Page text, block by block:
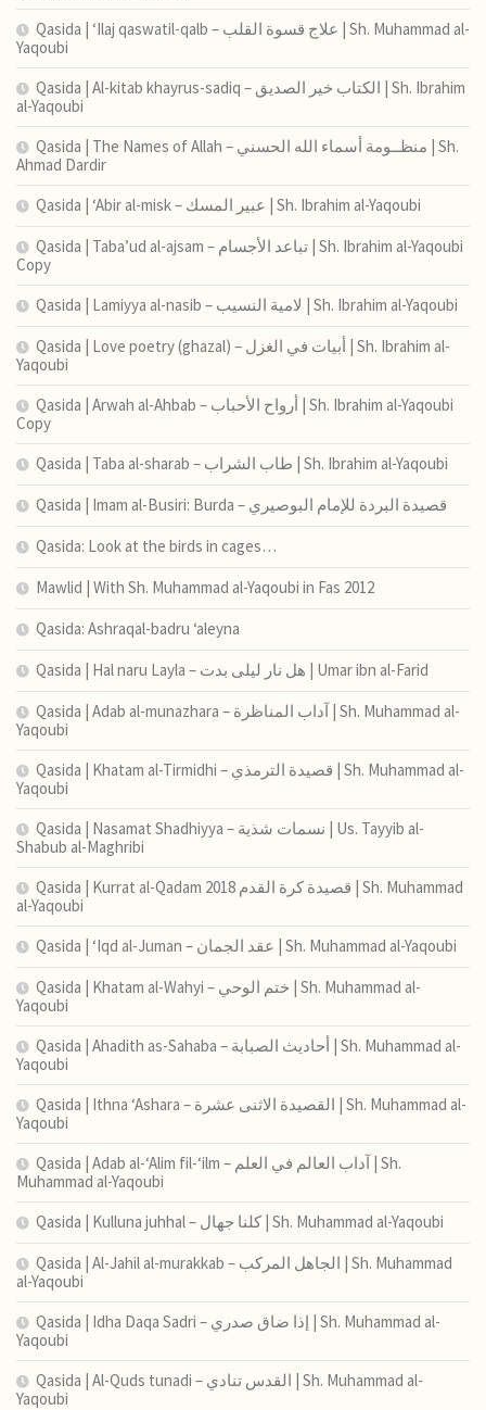
Qasida | ‘Ilaj qaswatil-qalb – علاج قسوة القلب | Sh. Muhammad al-
Yaqoubi
Qasida | Al-kitab khayrus-sadiq – الكتاب خير الصديق | Sh. Ibrahim
al-Yaqoubi
Qasida | The Names of Allah – منظــومة أسماء الله الحسني | Sh.
Ahmad Dardir
Qasida | ‘Abir al-misk – عبير المسك | Sh. Ibrahim al-Yaqoubi
Qasida | Taba’ud al-ajsam – تباعد الأجسام | Sh. Ibrahim al-Yaqoubi
Copy
Qasida | Lamiyya al-nasib – لامية النسيب | Sh. Ibrahim al-Yaqoubi
Qasida | Love poetry (ghazal) – أبيات في الغزل | Sh. Ibrahim al-
Yaqoubi
Qasida | Arwah al-Ahbab – أرواح الأحباب | Sh. Ibrahim al-Yaqoubi
Copy
Qasida | Taba al-sharab – طاب الشراب | Sh. Ibrahim al-Yaqoubi
Qasida | Imam al-Busiri: Burda – قصيدة البردة للإمام البوصيري
Qasida: Look at the birds in cages…
Mawlid | With Sh. Muhammad al-Yaqoubi in Fas 2012
Qasida: Ashraqal-badru ‘aleyna
Qasida | Hal naru Layla – هل نار ليلى بدت | Umar ibn al-Farid
Qasida | Adab al-munazhara – آداب المناظرة | Sh. Muhammad al-
Yaqoubi
Qasida | Khatam al-Tirmidhi – قصيدة الترمذي | Sh. Muhammad al-
Yaqoubi
Qasida | Nasamat Shadhiyya – نسمات شذية | Us. Tayyib al-
Shabub al-Maghribi
Qasida | Kurrat al-Qadam 2018 قصيدة كرة القدم | Sh. Muhammad
al-Yaqoubi
Qasida | ‘Iqd al-Juman – عقد الجمان | Sh. Muhammad al-Yaqoubi
Qasida | Khatam al-Wahyi – ختم الوحي | Sh. Muhammad al-
Yaqoubi
Qasida | Ahadith as-Sahaba – أحاديث الصبابة | Sh. Muhammad al-
Yaqoubi
Qasida | Ithna ‘Ashara – القصيدة الاثنى عشرة | Sh. Muhammad al-
Yaqoubi
Qasida | Adab al-‘Alim fil-‘ilm – آداب العالم في العلم | Sh.
Muhammad al-Yaqoubi
Qasida | Kulluna juhhal – كلنا جهال | Sh. Muhammad al-Yaqoubi
Qasida | Al-Jahil al-murakkab – الجاهل المركب | Sh. Muhammad
al-Yaqoubi
Qasida | Idha Daqa Sadri – إذا ضاق صدري | Sh. Muhammad al-
Yaqoubi
Qasida | Al-Quds tunadi – القدس تنادي | Sh. Muhammad al-
Yaqoubi